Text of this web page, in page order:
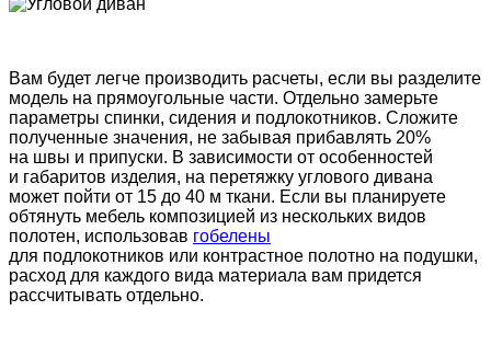
Вам будет легче производить расчеты, если вы разделите
модель на прямоугольные части. Отдельно замерьте
параметры спинки, сидения и подлокотников. Сложите
полученные значения, не забывая прибавлять 20%
на швы и припуски. В зависимости от особенностей
и габаритов изделия, на перетяжку углового дивана
может пойти от 15 до 40 м ткани. Если вы планируете
обтянуть мебель композицией из нескольких видов
полотен, использовав гобелены
для подлокотников или контрастное полотно на подушки,
расход для каждого вида материала вам придется
рассчитывать отдельно.